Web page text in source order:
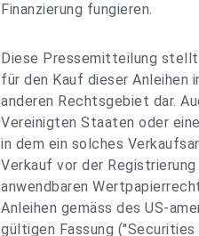
Finanzierung fungieren.
Diese Pressemitteilung
für den Kauf dieser Anleihen
anderen Rechtsgebiet dar.
Vereinigten Staaten oder
in dem ein solches
Verkauf vor der
anwendbaren
Anleihen gemäss des US-
gültigen Fassung